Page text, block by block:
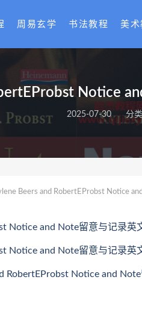
周易玄学 书法教程 美术
Notice
2025-07-30 分
Beers and RobertEProbst Notice
Notice and Note留意与记录
Notice and Note留意与记录
RobertEProbst Notice and